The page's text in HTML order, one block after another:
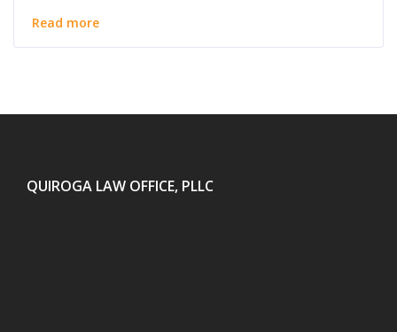
Read more
QUIROGA LAW OFFICE, PLLC